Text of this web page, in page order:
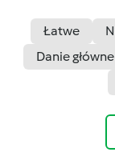
Łatwe
Danie główne